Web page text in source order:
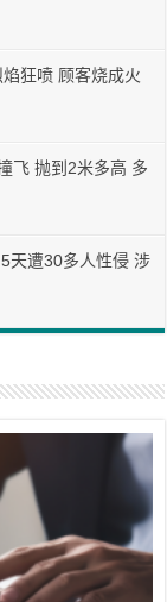
狂喷 顾客烧成火
飞 抛到2米多高 多
天遭30多人性侵 涉